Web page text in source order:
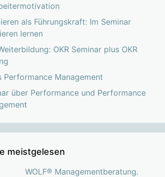
als Führungskraft: Im Seminar
lernen
OKR Seminar plus OKR
Performance Management
über Performance und Performance
meistgelesen
WOLF® Managementberatung.